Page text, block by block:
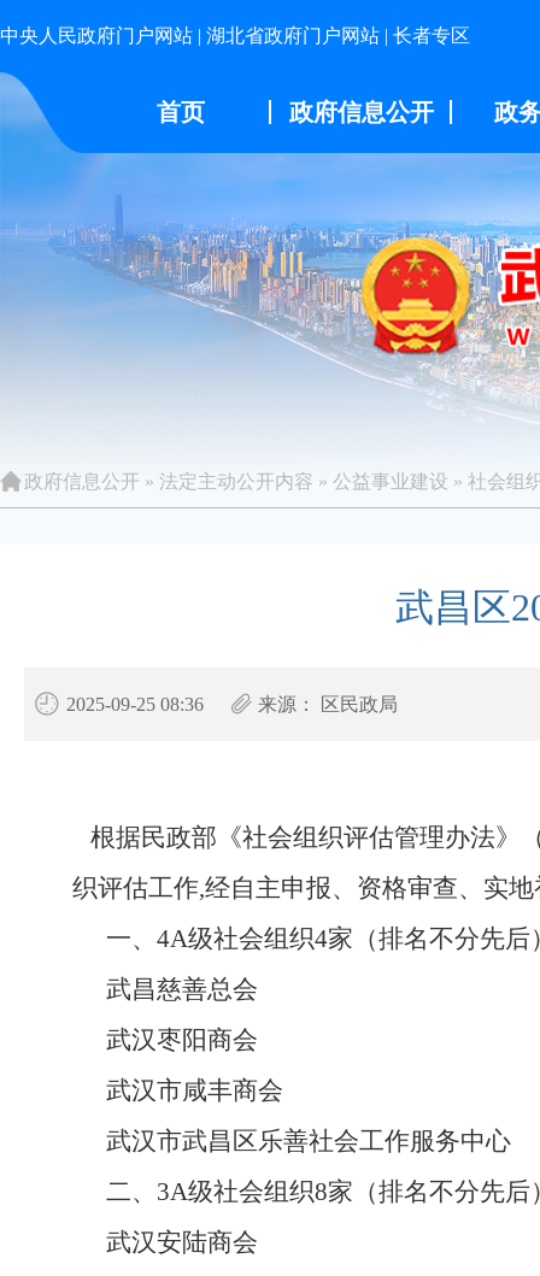
中央人民政府门户网站 | 湖北省政府门户网站 | 长者专区
首页 政府信息公开 政
政府信息公开 » 法定主动公开内容 » 公益事业建设 » 社会组
武昌区
2025-09-25 08:36 来源： 区民政局
根据民政部《社会组织评估管理办法》
织评估工作,经自主申报、资格审查、实
一、4A级社会组织4家（排名不分先后
武昌慈善总会
武汉枣阳商会
武汉市咸丰商会
武汉市武昌区乐善社会工作服务中心
二、3A级社会组织8家（排名不分先后
武汉安陆商会